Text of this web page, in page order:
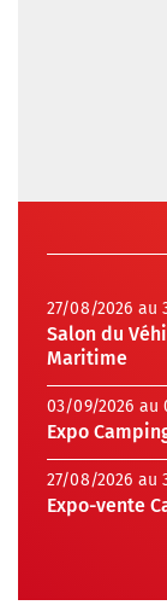
27/08/2026 au
Salon du
Maritime
03/09/2026 au
Expo
27/08/2026 au
Expo-vente